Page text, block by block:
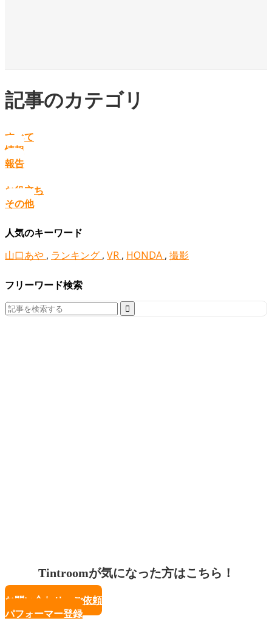
記事のカテゴリ
すべて
情報
報告
お役立ち
その他
人気のキーワード
山口あや , ランキング , VR , HONDA , 撮影
フリーワード検索
Search
for:
Tintroomが気になった方はこちら！
お問い合わせ・ご依頼
パフォーマー登録